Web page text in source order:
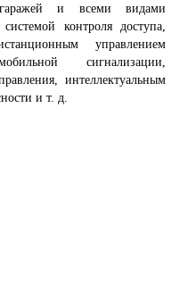
и всеми видами
контроля доступа,
управлением
сигнализации,
интеллектуальным
и т. д.